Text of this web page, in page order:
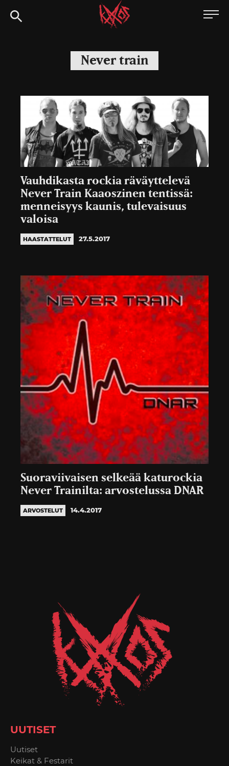
Siirry
suoraan
Kaaoszine
Never train
Vauhdikasta rockia räväyttelevä
Never Train Kaaoszinen tentissä:
menneisyys kaunis, tulevaisuus
valoisa
HAASTATTELUT 27.5.2017
Suoraviivaisen selkeää katurockia
Never Trainilta: arvostelussa DNAR
ARVOSTELUT 14.4.2017
UUTISET
Uutiset
Keikat & Festarit